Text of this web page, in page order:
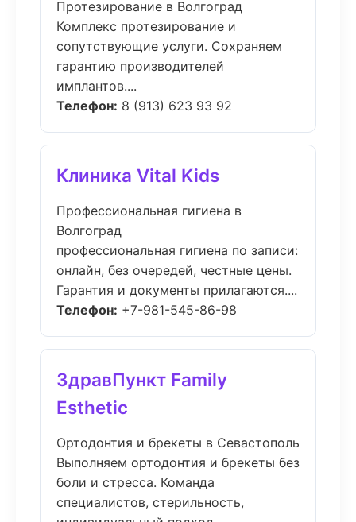
Протезирование в Волгоград
Комплекс протезирование и
сопутствующие услуги. Сохраняем
гарантию производителей
имплантов....
Телефон: 8 (913) 623 93 92
Клиника Vital Kids
Профессиональная гигиена в
Волгоград
профессиональная гигиена по записи:
онлайн, без очередей, честные цены.
Гарантия и документы прилагаются....
Телефон: +7-981-545-86-98
ЗдравПункт Family
Esthetic
Ортодонтия и брекеты в Севастополь
Выполняем ортодонтия и брекеты без
боли и стресса. Команда
специалистов, стерильность,